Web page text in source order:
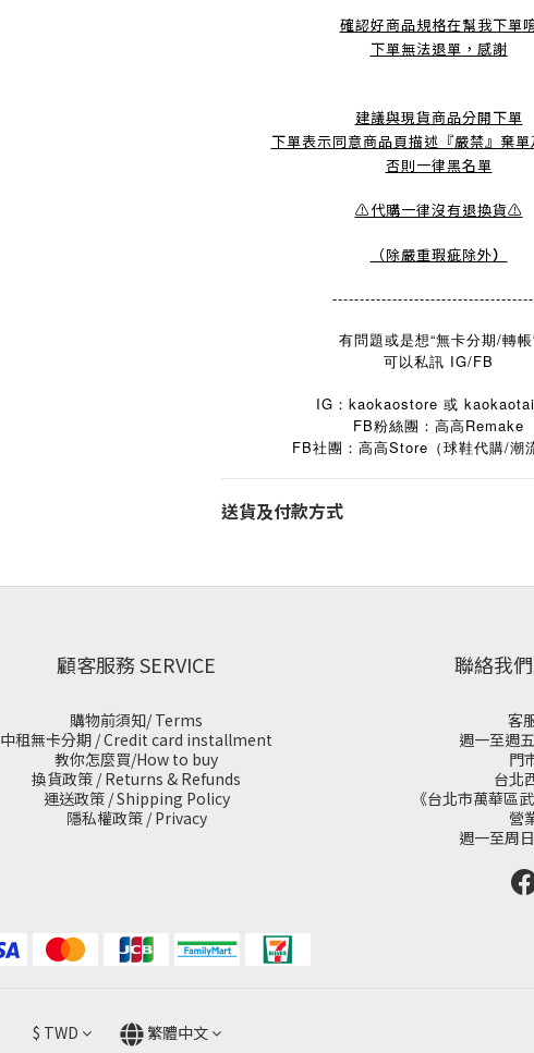
確認好商品規格在幫我下單
下單無法退單，感謝
建議與現貨商品分開下單
下單表示同意商品頁描述『嚴禁』棄單
否則一律黑名單
⚠️代購一律沒有退換貨⚠️
（除嚴重瑕疵除外）
有問題或是想“無卡分期/轉帳
可以私訊 IG/FB
IG：kaokaostore 或
FB粉絲團：高高Remake
FB社團：高高Store （球鞋代購/潮
送貨及付款方式
顧客服務 SERVICE
購物前須知/ Terms
中租無卡分期 / Credit card installment
教你怎麼買/How to buy
換貨政策 / Returns & Refunds
運送政策 / Shipping Policy
隱私權政策 / Privacy
聯絡我
客
週一至週
門
台北
《台北市萬華區
營
週一至周
$ TWD 繁體中文